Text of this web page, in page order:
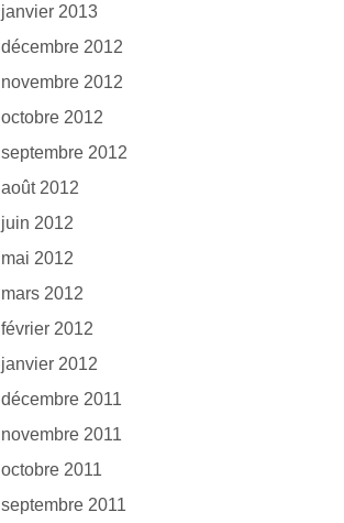
janvier 2013
décembre 2012
novembre 2012
octobre 2012
septembre 2012
août 2012
juin 2012
mai 2012
mars 2012
février 2012
janvier 2012
décembre 2011
novembre 2011
octobre 2011
septembre 2011